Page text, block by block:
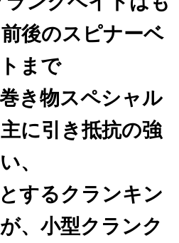
後のスピナーベ
まで
き物スペシャル
主に引き抵抗の強
い、
するクランキン
、小型クランク